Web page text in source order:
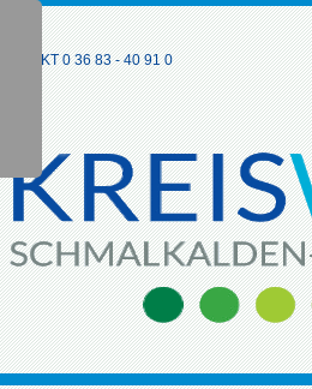
KONTAKT 0 36 83 - 40 91 0